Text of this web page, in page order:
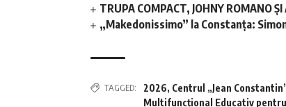
TRUPA COMPACT, JOHNY ROMANO
„Makedonissimo” la Constanța:
TAGGED: 2026, Centrul „Jean
Multifuncțional Educativ